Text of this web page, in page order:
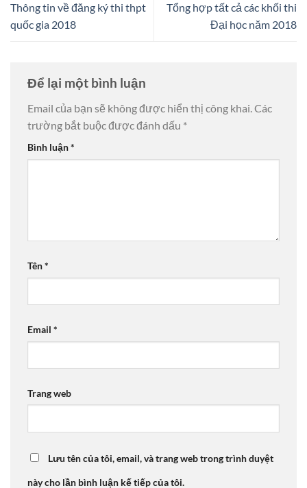
Thông tin về đăng ký thi thpt
quốc gia 2018
Tổng hợp tất cả các khối thi
Đại học năm 2018
Để lại một bình luận
Email của bạn sẽ không được hiển thị công khai.Các
trường bắt buộc được đánh dấu *
Bình luận*
Tên*
Email *
Trang web
Lưu tên của tôi, email, và trang web trong trình duyệt
này cho lần bình luận kế tiếp của tôi.